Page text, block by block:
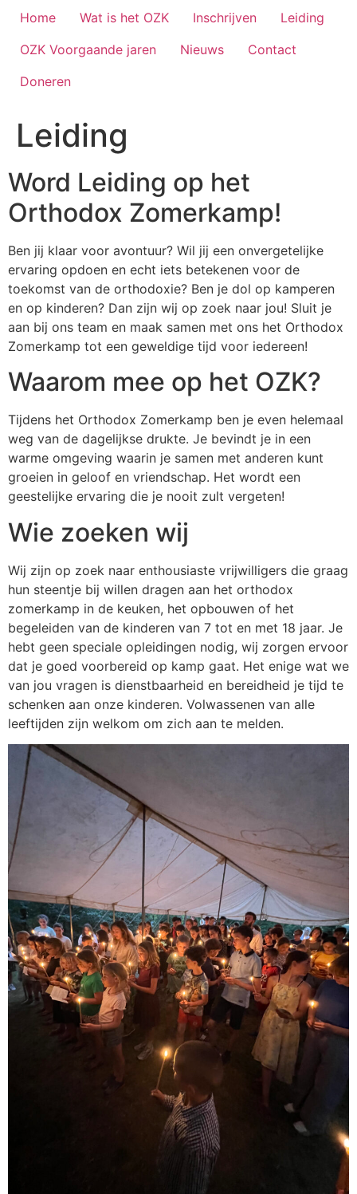
Home Wat is het OZK Inschrijven
Leiding
OZK Voorgaande jaren
Nieuws
Contact
Doneren
Leiding
Word Leiding op het
Orthodox Zomerkamp!
Ben jij klaar voor avontuur? Wil jij een onvergetelijke
ervaring opdoen en echt iets betekenen voor de
toekomst van de orthodoxie? Ben je dol op kamperen
en op kinderen? Dan zijn wij op zoek naar jou! Sluit je
aan bij ons team en maak samen met ons het Orthodox
Zomerkamp tot een geweldige tijd voor iedereen!
Waarom mee op het OZK?
Tijdens het Orthodox Zomerkamp ben je even helemaal
weg van de dagelijkse drukte. Je bevindt je in een
warme omgeving waarin je samen met anderen kunt
groeien in geloof en vriendschap. Het wordt een
geestelijke ervaring die je nooit zult vergeten!
Wie zoeken wij​
Wij zijn op zoek naar enthousiaste vrijwilligers die graag
hun steentje bij willen dragen aan het orthodox
zomerkamp in de keuken, het opbouwen of het
begeleiden van de kinderen van 7 tot en met 18 jaar. Je
hebt geen speciale opleidingen nodig, wij zorgen ervoor
dat je goed voorbereid op kamp gaat. Het enige wat we
van jou vragen is dienstbaarheid en bereidheid je tijd te
schenken aan onze kinderen. Volwassenen van alle
leeftijden zijn welkom om zich aan te melden.